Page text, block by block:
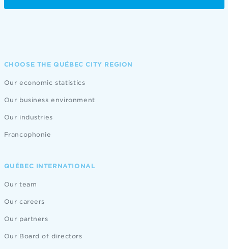
CHOOSE THE QUÉBEC CITY REGION
Our economic statistics
Our business environment
Our industries
Francophonie
QUÉBEC INTERNATIONAL
Our team
Our careers
Our partners
Our Board of directors